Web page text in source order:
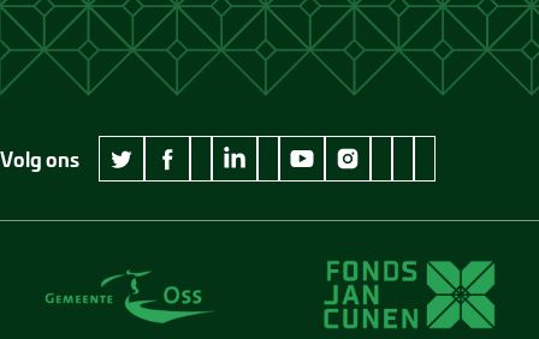
Volg ons
twitter Museum Jan Cunen
facebook Museum Jan Cunen
wikipedia Museum Jan Cunen
linkedin Museum Jan Cunen
googleplus Museum Jan Cunen
youtube Museum Jan Cunen
instagram Museum